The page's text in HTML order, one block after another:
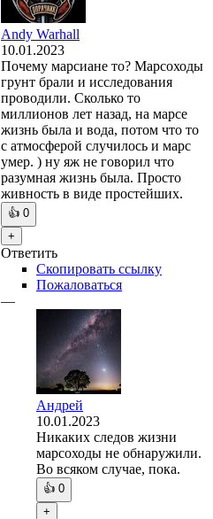
Andy Warhall
10.01.2023
Почему марсиане то? Марсоходы
грунт брали и исследования
проводили. Сколько то
миллионов лет назад, на марсе
жизнь была и вода, потом что то
с атмосферой случилось и марс
умер. ) ну яж не говорил что
разумная жизнь была. Просто
живность в виде простейших.
👍 0
+
Ответить
Скопировать ссылку
Пожаловаться
—
Андрей
10.01.2023
Никаких следов жизни
марсоходы не обнаружили.
Во всяком случае, пока.
👍 0
+